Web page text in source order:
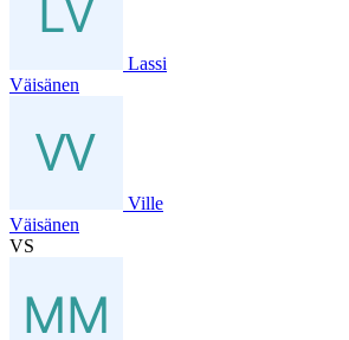
Lassi
Väisänen
Ville
Väisänen
VS